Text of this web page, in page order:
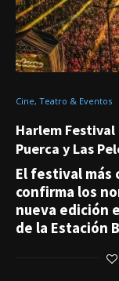
Cine, Teatro & Eventos
Harlem Festival
Puerca y Las
El festival
confirma los
nueva edición
de la Estación